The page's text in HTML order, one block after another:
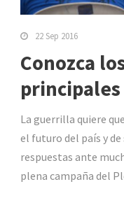
22 Sep 2016
Conozca
principales
La guerrilla quiere
el futuro del país y
respuestas ante
plena campaña del